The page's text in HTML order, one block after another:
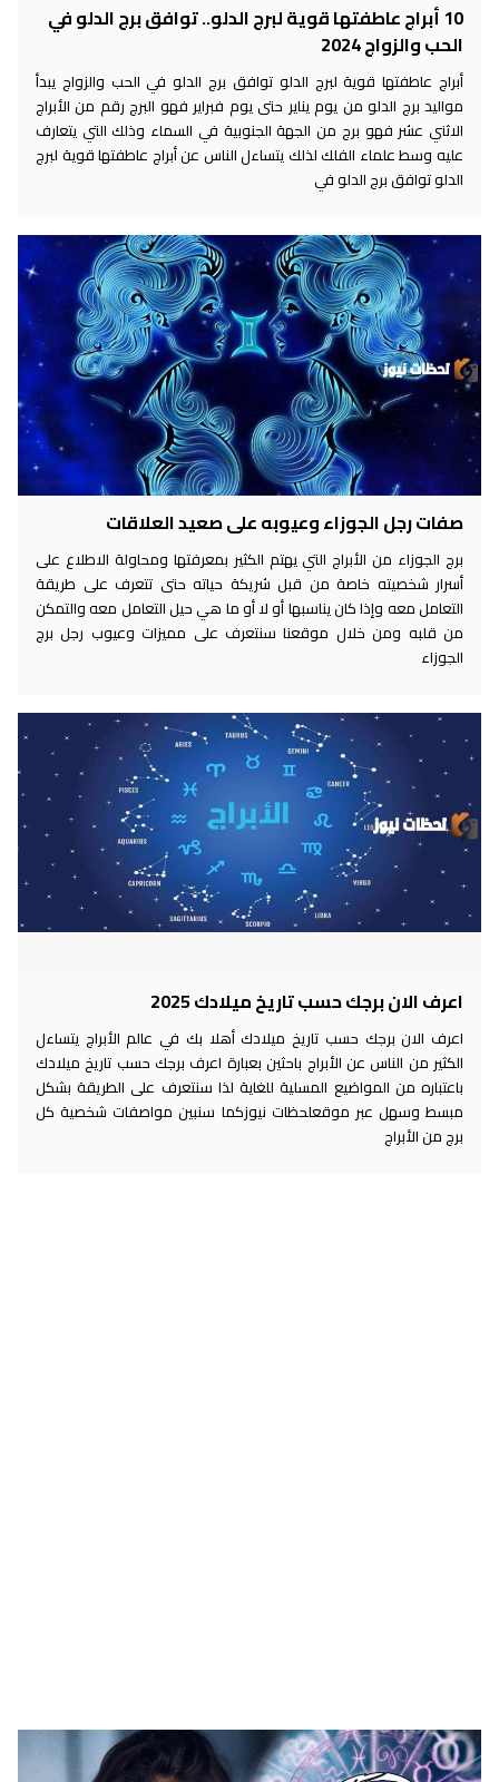
10 أبراج عاطفتها قوية لبرج الدلو.. توافق برج الدلو في
الحب والزواج 2024
أبراج عاطفتها قوية لبرج الدلو توافق برج الدلو في الحب والزواج يبدأ
مواليد برج الدلو من يوم يناير حتى يوم فبراير فهو البرج رقم من الأبراج
الاثني عشر فهو برج من الجهة الجنوبية في السماء وذلك التي يتعارف
عليه وسط علماء الفلك لذلك يتساءل الناس عن أبراج عاطفتها قوية لبرج
الدلو توافق برج الدلو في
صفات رجل الجوزاء وعيوبه على صعيد العلاقات
برج الجوزاء من الأبراج التي يهتم الكثير بمعرفتها ومحاولة الاطلاع على
أسرار شخصيته خاصة من قبل شريكة حياته حتى تتعرف على طريقة
التعامل معه وإذا كان يناسبها أو لا أو ما هي حيل التعامل معه والتمكن
من قلبه ومن خلال موقعنا سنتعرف على مميزات وعيوب رجل برج
الجوزاء
اعرف الان برجك حسب تاريخ ميلادك 2025
اعرف الان برجك حسب تاريخ ميلادك أهلا بك في عالم الأبراج يتساءل
الكثير من الناس عن الأبراج باحثين بعبارة اعرف برجك حسب تاريخ ميلادك
باعتباره من المواضيع المسلية للغاية لذا سنتعرف على الطريقة بشكل
مبسط وسهل عبر موقعلحظات نيوزكما سنبين مواصفات شخصية كل
برج من الأبراج